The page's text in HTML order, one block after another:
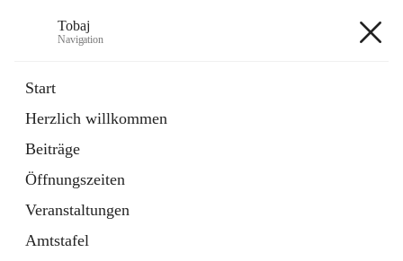
Tobaj
Navigation
Start
Herzlich willkommen
Beiträge
Öffnungszeiten
Veranstaltungen
Amtstafel
Externe Webseite
in
Tab
Formulare
2 Schnellzugriffe